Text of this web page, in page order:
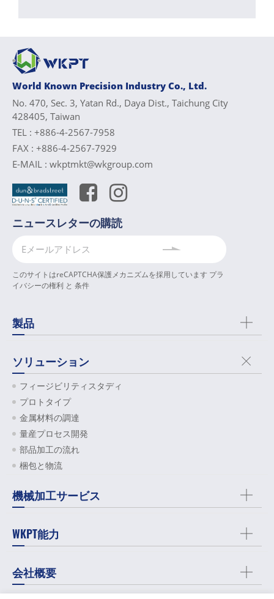
World Known Precision Industry Co., Ltd.
No. 470, Sec. 3, Yatan Rd., Daya Dist., Taichung City
428405, Taiwan
TEL : +886-4-2567-7958
FAX : +886-4-2567-7929
E-MAIL : wkptmkt@wkgroup.com
ニュースレターの購読
このサイトはreCAPTCHA保護メカニズムを採用しています プラ
イバシーの権利 と 条件
製品
ソリューション
フィージビリティスタディ
プロトタイプ
金属材料の調達
量産プロセス開発
部品加工の流れ
梱包と物流
機械加工サービス
WKPT能力
会社概要